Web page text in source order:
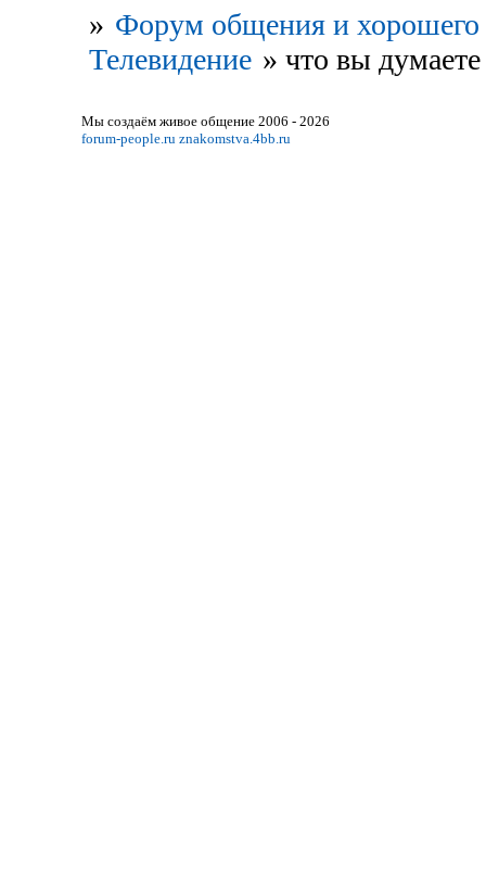
» Форум общения и хорошего
Телевидение » что вы
Мы создаём живое общение 2006 - 2026
forum-people.ru znakomstva.4bb.ru